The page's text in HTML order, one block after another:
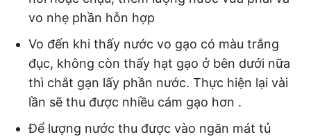
vo nhẹ phần hỗn hợp
Vo đến khi thấy nước vo gạo có màu trắng
đục, không còn thấy hạt gạo ở bên dưới nữa
thì chắt gạn lấy phần nước. Thực hiện lại vài
lần sẽ thu được nhiều cám gạo hơn .
Để lượng nước thu được vào ngăn mát tủ